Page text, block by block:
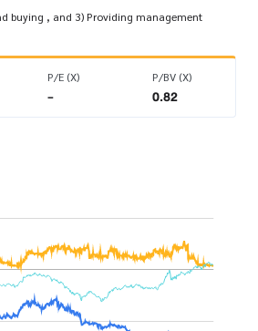
buying , and 3) Providing management
P/E (X)
-
P/BV (X)
0.82